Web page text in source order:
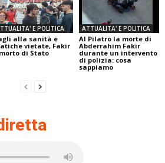
E POLITICA
alla sanità e
vietate, Fakir
di Stato
ATTUALITA' E POLITICA
Al Pilatro la morte di
Abderrahim Fakir
durante un intervento
di polizia: cosa
sappiamo